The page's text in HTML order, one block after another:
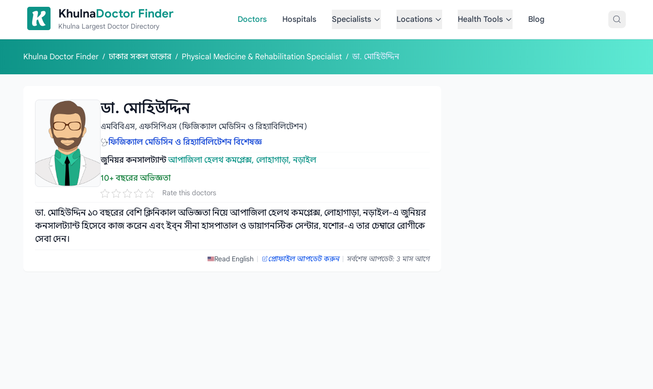
Skip to content
KhulnaDoctor Finder
Khulna Largest Doctor Directory
Doctors Hospitals Specialists Locations Health Tools Blog
Khulna Doctor Finder / ঢাকার সকল ডাক্তার / Physical Medicine & Rehabilitation Specialist / ডা. মোহিউদ্দিন
ডা. মোহিউদ্দিন
এমবিবিএস, এফসিপিএস (ফিজিক্যাল মেডিসিন ও রিহ্যাবিলিটেশন)
ফিজিক্যাল মেডিসিন ও রিহ্যাবিলিটেশন বিশেষজ্ঞ
জুনিয়র কনসালট্যান্ট আপাজিলা হেলথ কমপ্লেক্স, লোহাগাড়া, নড়াইল
10+ বছরের অভিজ্ঞতা
Rate this doctors
ডা. মোহিউদ্দিন ১০ বছরের বেশি ক্লিনিকাল অভিজ্ঞতা নিয়ে আপাজিলা হেলথ কমপ্লেক্স, লোহাগাড়া, নড়াইল-এ জুনিয়র
কনসালট্যান্ট হিসেবে কাজ করেন এবং ইব্ন সীনা হাসপাতাল ও ডায়াগনস্টিক সেন্টার, যশোর-এ তার চেম্বারে রোগীকে
সেবা দেন।
Read English | প্রোফাইল আপডেট করুন | সর্বশেষ আপডেট: 3 মাস আগে